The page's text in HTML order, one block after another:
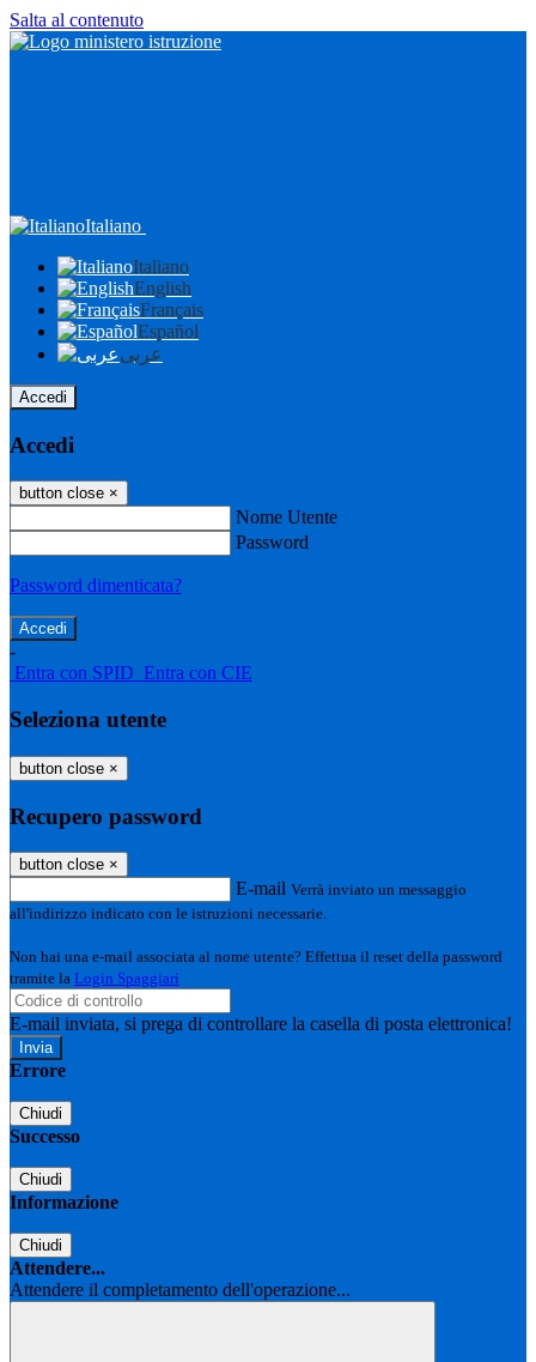
Salta al contenuto
Italiano
Italiano
English
Français
Español
عربى
Accedi
Accedi
button close ×
Nome Utente
Password
Password dimenticata?
-
Entra con SPID Entra con CIE
Seleziona utente
button close ×
Recupero password
button close ×
E-mail Verrà inviato un messaggio
all'indirizzo indicato con le istruzioni necessarie.
Non hai una e-mail associata al nome utente? Effettua il reset della password
tramite la Login Spaggiari
E-mail inviata, si prega di controllare la casella di posta elettronica!
Errore
Chiudi
Successo
Chiudi
Informazione
Chiudi
Attendere...
Attendere il completamento dell'operazione...